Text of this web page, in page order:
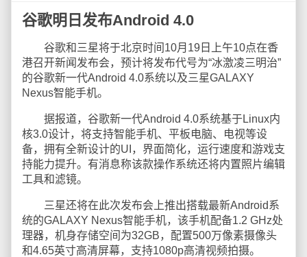
谷歌明日发布Android 4.0
谷歌和三星将于北京时间10月19日上午10点在香
港召开新闻发布会，预计将发布代号为“冰激凌三明治”
的谷歌新一代Android 4.0系统以及三星GALAXY
Nexus智能手机。
据报道，谷歌新一代Android 4.0系统基于Linux内
核3.0设计，将支持智能手机、平板电脑、电视等设
备，拥有全新设计的UI，界面简化，运行速度和游戏支
持能力提升。有消息称该款操作系统还将内置照片编辑
工具和滤镜。
三星还将在此次发布会上推出搭载最新Android系
统的GALAXY Nexus智能手机，该手机配备1.2 GHz处
理器，机身存储空间为32GB，配置500万像素摄像头
和4.65英寸高清屏幕，支持1080p高清视频拍摄。